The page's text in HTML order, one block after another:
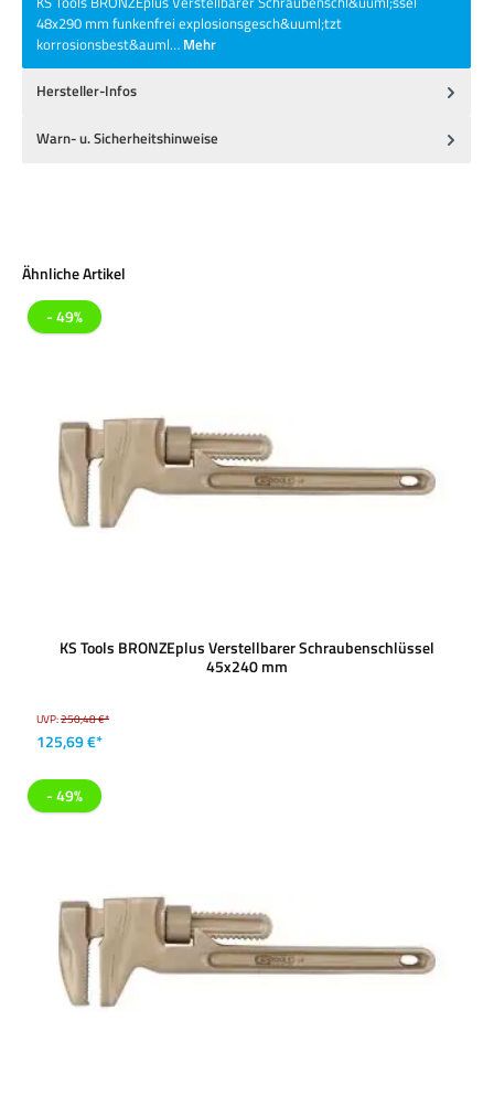
48x290 mm funkenfrei explosionsgesch&uuml;tzt
korrosionsbest&auml… Mehr
Hersteller-Infos
Warn- u. Sicherheitshinweise
Produktgalerie überspringen
Ähnliche Artikel
- 49%
KS Tools BRONZEplus Verstellbarer Schraubenschlüssel
45x240 mm
UVP:250,48 €*
125,69 €*
- 49%